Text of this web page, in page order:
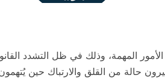
المهمة، وذلك في ظل التشدد
حالة من القلق والارتباك حين